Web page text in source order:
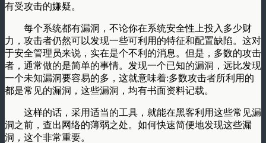
有受攻击的嫌疑。
每个系统都有漏洞，不论你在系统安全性上投入多少财
力，攻击者仍然可以发现一些可利用的特征和配置缺陷。这对
于安全管理员来说，实在是个不利的消息。但是，多数的攻击
者，通常做的是简单的事情。发现一个已知的漏洞，远比发现
一个未知漏洞要容易的多，这就意味着:多数攻击者所利用的
都是常见的漏洞，这些漏洞，均有书面资料记载。
这样的话，采用适当的工具，就能在黑客利用这些常见漏
洞之前，查出网络的薄弱之处。如何快速简便地发现这些漏
洞，这个非常重要。